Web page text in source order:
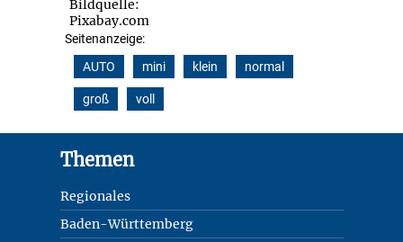
Seitenanzeige:
AUTO
mini klein normal
groß voll
Themen
Regionales
Baden-Württemberg